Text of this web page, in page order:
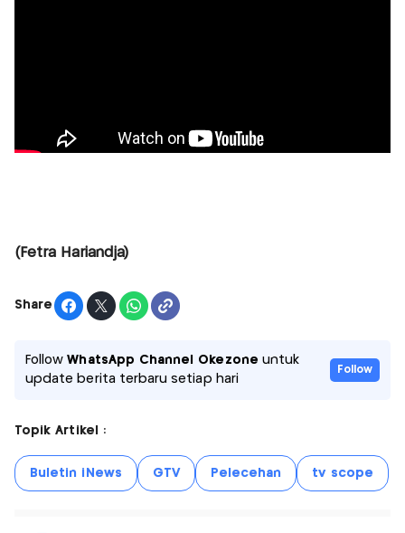
(Fetra Hariandja)
Share
FollowWhatsApp Channel Okezone untuk
update berita terbaru setiap hari
Follow
Topik Artikel :
Buletin iNews GTV Pelecehan tv scope